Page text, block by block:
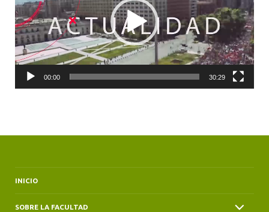
00:00 30:29
INICIO
SOBRE LA FACULTAD